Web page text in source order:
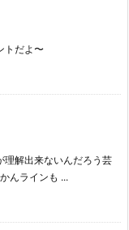
トだよ〜
理解出来ないんだろう芸
んラインも ...